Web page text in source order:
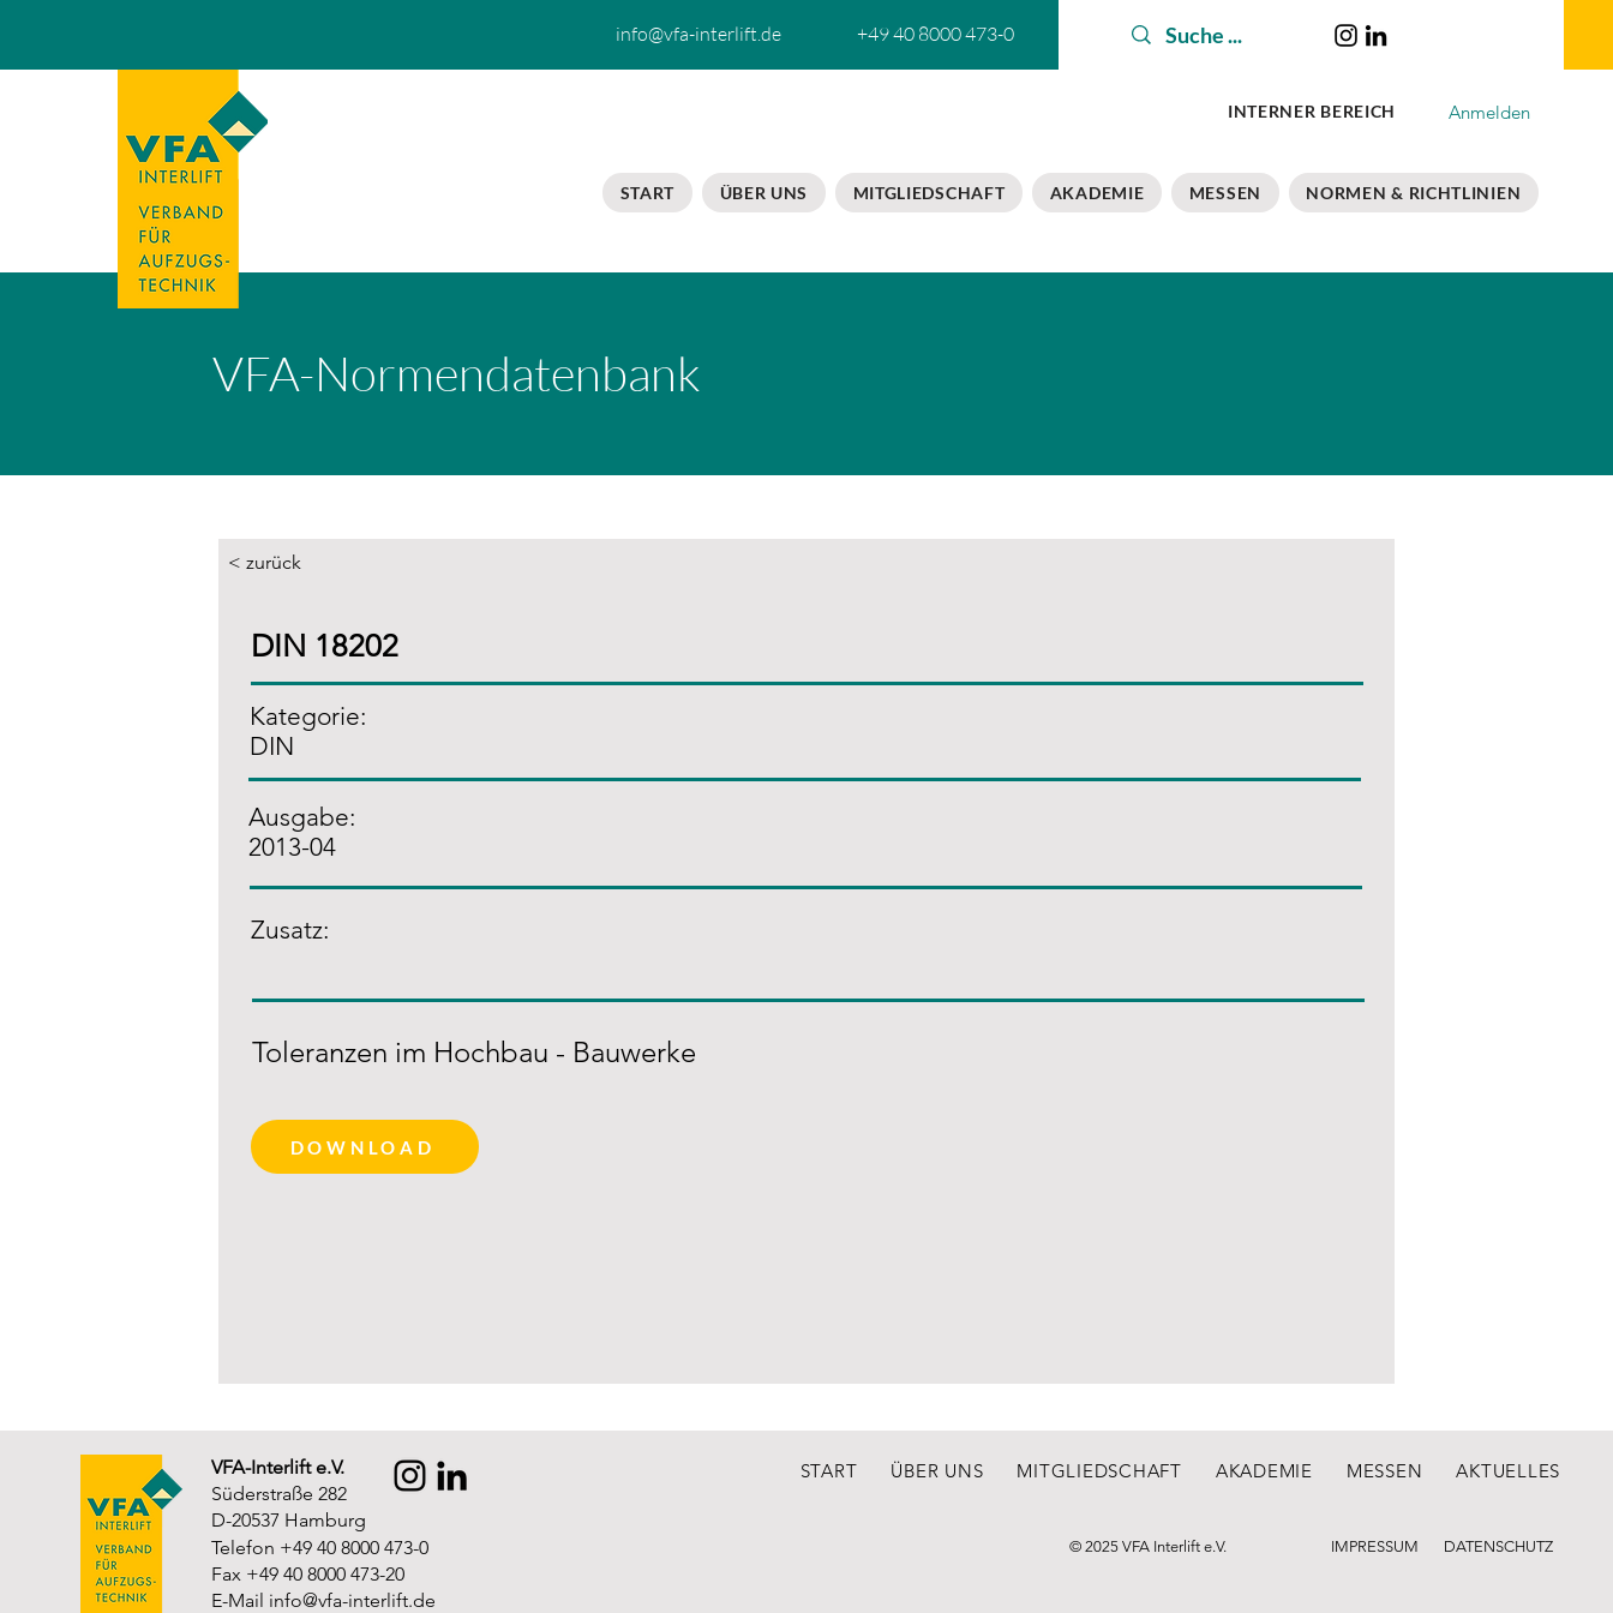
info@vfa-interlift.de +49 40 8000 473-0
INTERNER BEREICH Anmelden
START ÜBER UNS MITGLIEDSCHAFT AKADEMIE MESSEN NORMEN & RICHTLINIEN
VFA-Normendatenbank
< zurück
DIN 18202
Kategorie:
DIN
Ausgabe:
2013-04
Zusatz:
Toleranzen im Hochbau - Bauwerke
DOWNLOAD
VFA-Interlift e.V.
Süderstraße 282
D-20537 Hamburg
Telefon +49 40 8000 473-0
Fax +49 40 8000 473-20
E-Mail info@vfa-interlift.de
START ÜBER UNS MITGLIEDSCHAFT AKADEMIE MESSEN AKTUELLES
© 2025 VFA Interlift e.V. IMPRESSUM DATENSCHUTZ